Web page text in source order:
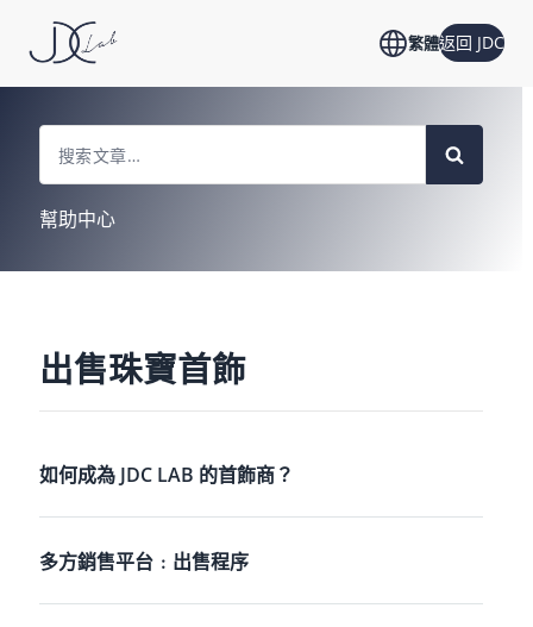
返回 JDC
繁體
For
幫助中心
出售珠寶首飾
如何成為 JDC LAB 的首飾商？
多方銷售平台﹕出售程序